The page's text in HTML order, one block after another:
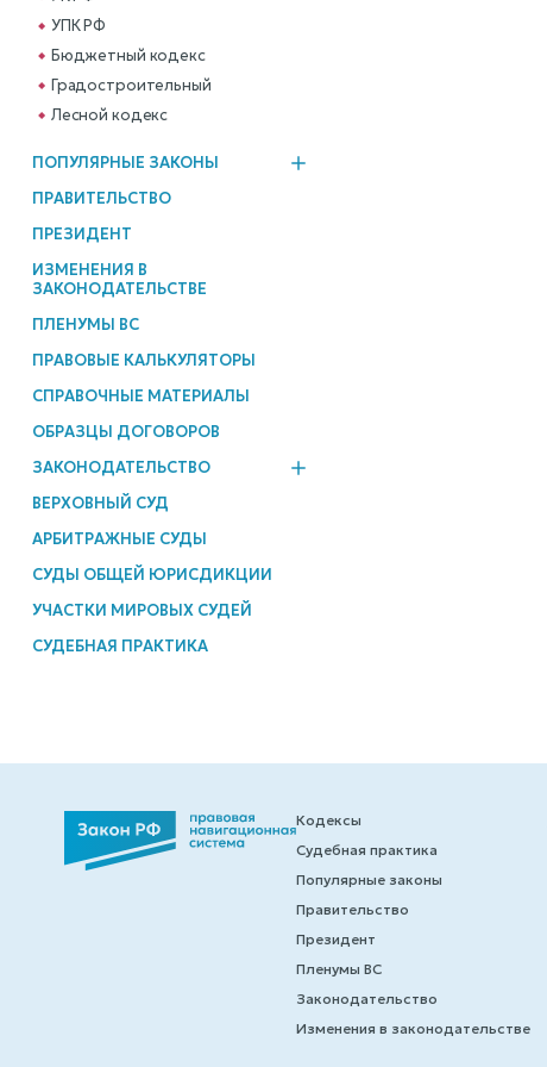
УПК РФ
Бюджетный кодекс
Градостроительный
Лесной кодекс
ПОПУЛЯРНЫЕ ЗАКОНЫ
ПРАВИТЕЛЬСТВО
ПРЕЗИДЕНТ
ИЗМЕНЕНИЯ В
ЗАКОНОДАТЕЛЬСТВЕ
ПЛЕНУМЫ ВС
ПРАВОВЫЕ КАЛЬКУЛЯТОРЫ
СПРАВОЧНЫЕ МАТЕРИАЛЫ
ОБРАЗЦЫ ДОГОВОРОВ
ЗАКОНОДАТЕЛЬСТВО
ВЕРХОВНЫЙ СУД
АРБИТРАЖНЫЕ СУДЫ
СУДЫ ОБЩЕЙ ЮРИСДИКЦИИ
УЧАСТКИ МИРОВЫХ СУДЕЙ
СУДЕБНАЯ ПРАКТИКА
Кодексы
Судебная практика
Популярные законы
Правительство
Президент
Пленумы ВС
Законодательство
Изменения в законодательстве